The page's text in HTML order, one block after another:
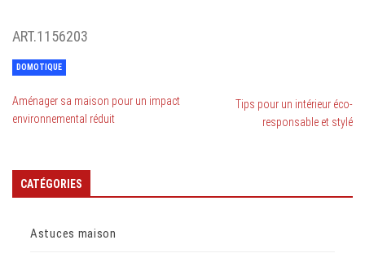
ART.1156203
DOMOTIQUE
Aménager sa maison pour un impact
environnemental réduit
Tips pour un intérieur éco-
responsable et stylé
CATÉGORIES
Astuces maison